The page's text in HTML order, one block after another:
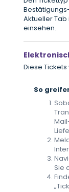
Aktueller
einsehen.
Diese
So
Sie